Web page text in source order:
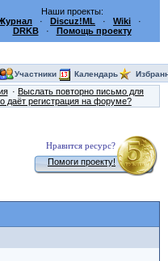
Наши проекты:
· Discuz!ML · Wiki ·
DRKB· Помощь проекту
Участники Календарь
Выслать повторно письмо для
даёт регистрация на форуме?
Нравится ресурс?
Помоги проекту!